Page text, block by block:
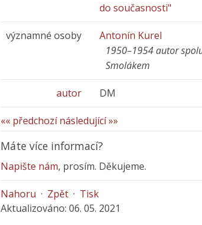
do současnosti"
významné osoby
Antonín Kurel
1950–1954 autor
Smolákem
autor DM
«« předchozí následující »»
Máte více informací?
Napište nám, prosím. Děkujeme.
Nahoru · Zpět · Tisk
Aktualizováno: 06. 05. 2021